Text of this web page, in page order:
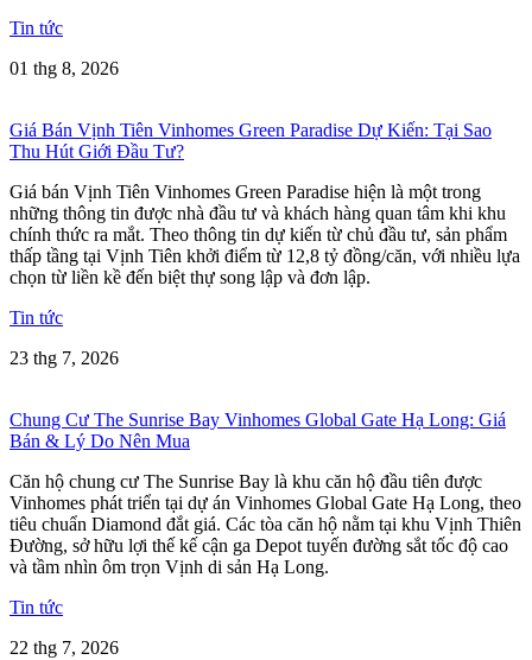
Tin tức
01 thg 8, 2026
Giá Bán Vịnh Tiên Vinhomes Green Paradise Dự Kiến: Tại Sao
Thu Hút Giới Đầu Tư?
Giá bán Vịnh Tiên Vinhomes Green Paradise hiện là một trong
những thông tin được nhà đầu tư và khách hàng quan tâm khi khu
chính thức ra mắt. Theo thông tin dự kiến từ chủ đầu tư, sản phẩm
thấp tầng tại Vịnh Tiên khởi điểm từ 12,8 tỷ đồng/căn, với nhiều lựa
chọn từ liền kề đến biệt thự song lập và đơn lập.
Tin tức
23 thg 7, 2026
Chung Cư The Sunrise Bay Vinhomes Global Gate Hạ Long: Giá
Bán & Lý Do Nên Mua
Căn hộ chung cư The Sunrise Bay là khu căn hộ đầu tiên được
Vinhomes phát triển tại dự án Vinhomes Global Gate Hạ Long, theo
tiêu chuẩn Diamond đắt giá. Các tòa căn hộ nằm tại khu Vịnh Thiên
Đường, sở hữu lợi thế kế cận ga Depot tuyến đường sắt tốc độ cao
và tầm nhìn ôm trọn Vịnh di sản Hạ Long.
Tin tức
22 thg 7, 2026